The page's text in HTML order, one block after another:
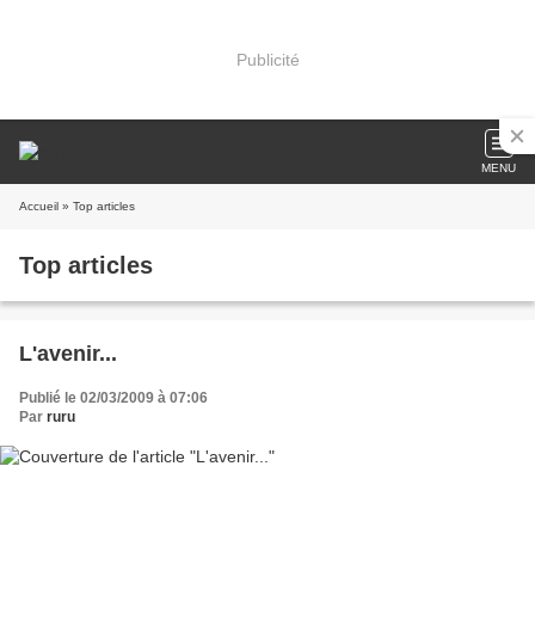
Publicité
MENU
Accueil » Top articles
Top articles
L'avenir...
Publié le 02/03/2009 à 07:06
Par ruru